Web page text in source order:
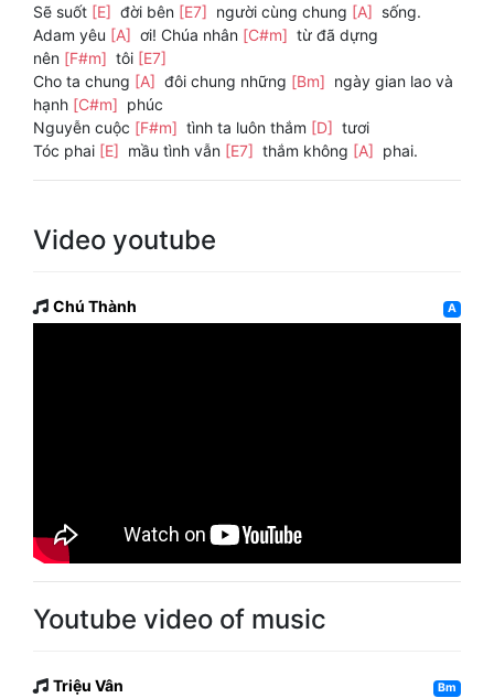
Sẽ suốt [E] đời bên [E7] người cùng chung [A] sống.
Adam yêu [A] ơi! Chúa nhân [C#m] từ đã dựng
nên [F#m] tôi [E7]
Cho ta chung [A] đôi chung những [Bm] ngày gian lao và
hạnh [C#m] phúc
Nguyễn cuộc [F#m] tình ta luôn thắm [D] tươi
Tóc phai [E] mầu tình vẫn [E7] thắm không [A] phai.
Video youtube
Chú Thành A
Youtube video of music
Triệu Vân Bm